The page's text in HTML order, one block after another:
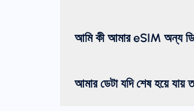
আমি কী আমার eSIM অন্য
আমার ডেটা যদি শেষ হয়ে যায়